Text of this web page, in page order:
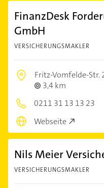
FinanzDesk
GmbH
VERSICHERUNGSMAKLER
Fritz-Vomfelde-Str.
3,4 km
0211 31 13 13 23
Webseite
Nils Meier
VERSICHERUNGSMAKLER